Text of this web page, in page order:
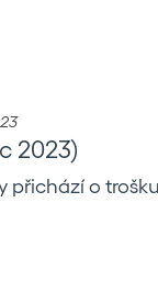
2023)
přichází o